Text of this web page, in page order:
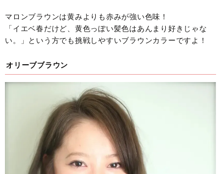
マロンブラウンは黄みよりも赤みが強い色味！
「イエベ春だけど、黄色っぽい髪色はあんまり好きじゃな
い。」という方でも挑戦しやすいブラウンカラーですよ！
オリーブブラウン